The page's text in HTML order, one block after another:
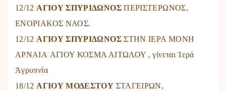
12/12 ΑΓΙΟΥ ΣΠΥΡΙΔΩΝΟΣΠΕΡΙΣΤΕΡΩΝΟΣ,
ΕΝΟΡΙΑΚΟΣ ΝΑΟΣ.
12/12 ΑΓΙΟΥ ΣΠΥΡΙΔΩΝΟΣΣΤΗΝΙΕΡΑ ΜΟΝΗ
ΑΡΝΑΙΑ ΑΓΙΟΥ ΚΟΣΜΑ ΑΙΤΩΛΟΥ , γίνεται Ἱερά
Ἀγρυπνία
18/12 ΑΓΙΟΥ ΜΟΔΕΣΤΟΥ ΣΤΑΓΕΙΡΩΝ,